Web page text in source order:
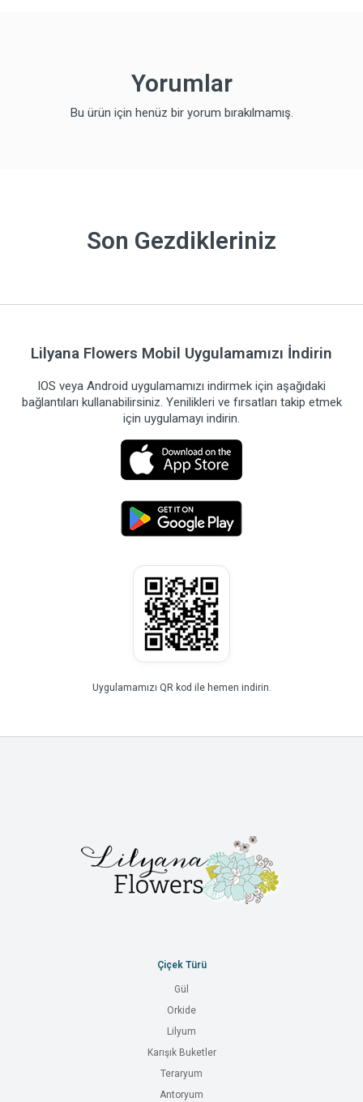
Yorumlar
Bu ürün için henüz bir yorum bırakılmamış.
Son Gezdikleriniz
Lilyana Flowers Mobil Uygulamamızı İndirin
IOS veya Android uygulamamızı indirmek için aşağıdaki
bağlantıları kullanabilirsiniz. Yenilikleri ve fırsatları takip etmek
için uygulamayı indirin.
Uygulamamızı QR kod ile hemen indirin.
Çiçek Türü
Gül
Orkide
Lilyum
Karışık Buketler
Teraryum
Antoryum